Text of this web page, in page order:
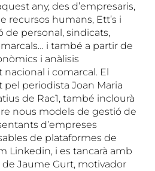
any, des d’empresaris,
recursos humans, Ett’s i
de personal, sindicats,
i també a partir de
i anàlisis
i comarcal. El
pel periodista Joan Maria
de Rac1, també inclourà
nous models de gestió de
d’empreses
de plataformes de
Linkedin, i es tancarà amb
Jaume Gurt, motivador